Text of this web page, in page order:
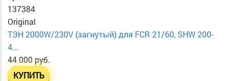
137384
Original
ТЭН 2000W/230V (загнутый) для FCR 21/60, SHW 200-
4...
44 000 руб.
КУПИТЬ